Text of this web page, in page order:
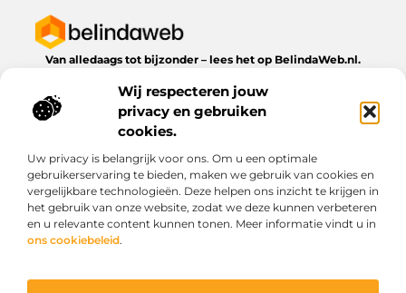
Wij respecteren jouw
privacy en gebruiken
cookies.
Uw privacy is belangrijk voor ons. Om u een optimale
gebruikerservaring te bieden, maken we gebruik van cookies en
vergelijkbare technologieën. Deze helpen ons inzicht te krijgen in
het gebruik van onze website, zodat we deze kunnen verbeteren
en u relevante content kunnen tonen. Meer informatie vindt u in
ons cookiebeleid.
Van alledaags tot bijzonder – lees het op BelindaWeb.nl.
dagelijks leven te bieden heeft.
Bericht categorie
Onze informatie